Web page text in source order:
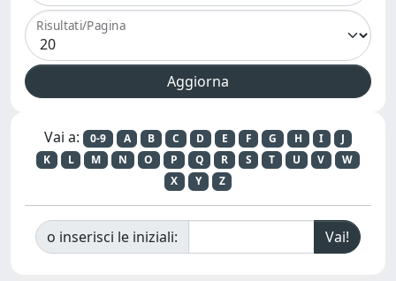
Risultati/Pagina
Vai a: 0-9 A B C D E F G H I
J
K
L M N O P Q R S T U V
W
X
Y Z
o inserisci le iniziali: